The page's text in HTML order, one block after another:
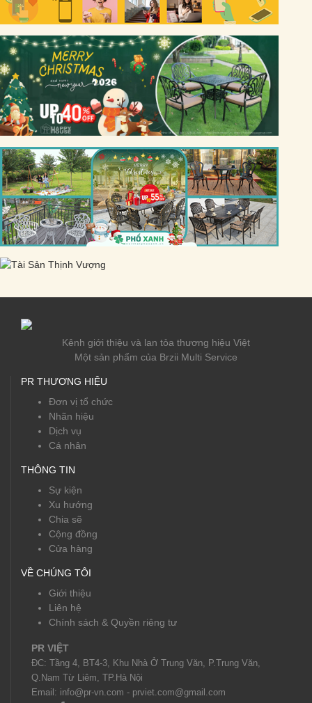
Kênh giới thiệu và lan tỏa thương hiệu Việt
Một sản phẩm của Brzii Multi Service
PR THƯƠNG HIỆU
Đơn vị tổ chức
Nhãn hiệu
Dịch vụ
Cá nhân
THÔNG TIN
Sự kiện
Xu hướng
Chia sẽ
Cộng đồng
Cửa hàng
VỀ CHÚNG TÔI
Giới thiệu
Liên hệ
Chính sách & Quyền riêng tư
PR VIỆT
ĐC: Tầng 4, BT4-3, Khu Nhà Ở Trung Văn, P.Trung Văn,
Q.Nam Từ Liêm, TP.Hà Nội
Email: info@pr-vn.com - prviet.com@gmail.com